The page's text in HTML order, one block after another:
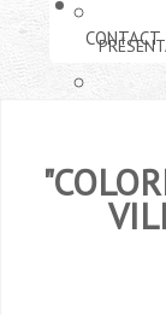
CONTACT